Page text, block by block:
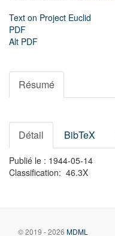
Text on Project Euclid
PDF
Alt PDF
Résumé
Détail BibTeX
Publié le : 1944-05-14
Classification: 46.3X
© 2019 - 2026 MDML